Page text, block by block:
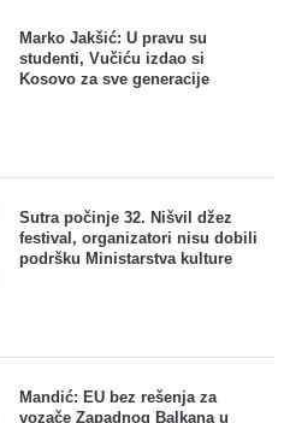
Marko Jakšić: U pravu su
studenti, Vučiću izdao si
Kosovo za sve generacije
Sutra počinje 32. Nišvil džez
festival, organizatori nisu dobili
podršku Ministarstva kulture
Mandić: EU bez rešenja za
vozače Zapadnog Balkana u